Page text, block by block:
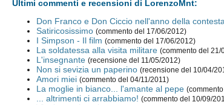
Ultimi commenti e recensioni di LorenzoMnt:
Don Franco e Don Ciccio nell'anno della
Satiricosissimo (commento del 17/06/2012)
I Simpson - Il film (commento del 17/06/2012)
La soldatessa alla visita militare (commento del 21/
L'insegnante (recensione del 11/05/2012)
Non si sevizia un paperino (recensione del 10/04/
Amori miei (commento del 04/11/2011)
La moglie in bianco... l'amante al pepe
... altrimenti ci arrabbiamo! (commento del 10/09/